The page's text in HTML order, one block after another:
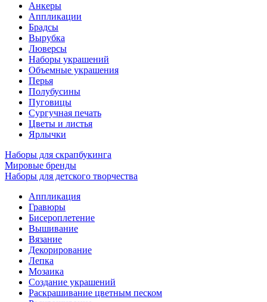
Анкеры
Аппликации
Брадсы
Вырубка
Люверсы
Наборы украшений
Объемные украшения
Перья
Полубусины
Пуговицы
Сургучная печать
Цветы и листья
Ярлычки
Наборы для скрапбукинга
Мировые бренды
Наборы для детского творчества
Аппликация
Гравюры
Бисероплетение
Вышивание
Вязание
Декорирование
Лепка
Мозаика
Создание украшений
Раскрашивание цветным песком